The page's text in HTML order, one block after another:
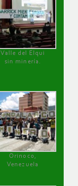
Valle del Elqui
sin minería.
Orinoco,
Venezuela